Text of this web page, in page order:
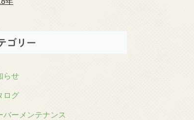
ゴリー
らせ
ログ
バーメンテナンス